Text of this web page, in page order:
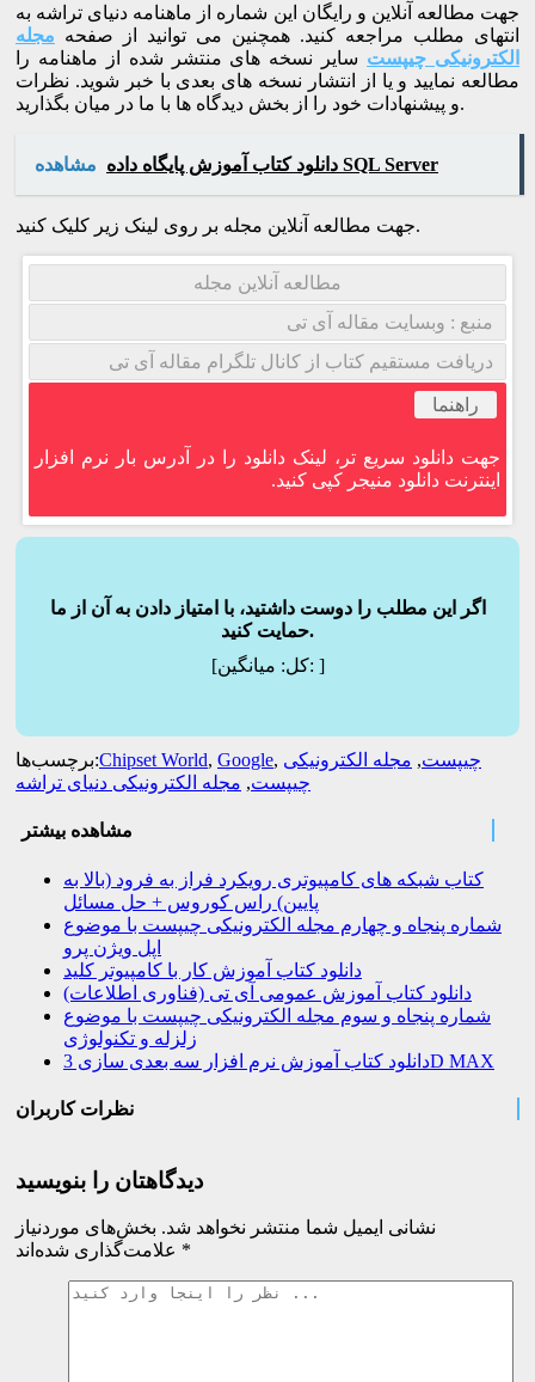
جهت مطالعه آنلاین و رایگان این شماره از ماهنامه دنیای تراشه به
انتهای مطلب مراجعه کنید. همچنین می توانید از صفحه مجله
الکترونیکی چیپست سایر نسخه های منتشر شده از ماهنامه را
مطالعه نمایید و یا از انتشار نسخه های بعدی با خبر شوید. نظرات
و پیشنهادات خود را از بخش دیدگاه ها با ما در میان بگذارید.
مشاهده دانلود کتاب آموزش پایگاه داده SQL Server
جهت مطالعه آنلاین مجله بر روی لینک زیر کلیک کنید.
مطالعه آنلاین مجله
منبع : وبسایت مقاله آی تی
دریافت مستقیم کتاب از کانال تلگرام مقاله آی تی
راهنما
جهت دانلود سریع تر، لینک دانلود را در آدرس بار نرم افزار
اینترنت دانلود منیجر کپی کنید.
اگر این مطلب را دوست داشتید، با امتیاز دادن به آن از ما
حمایت کنید.
[کل:میانگین: ]
برچسب‌ها:Chipset World, Google, چیپست, مجله الکترونیکی
چیپست, مجله الکترونیکی دنیای تراشه
مشاهده بیشتر
کتاب شبکه های کامپیوتری رویکرد فراز به فرود (بالا به
پایین) راس کوروس + حل مسائل
شماره پنجاه و چهارم مجله الکترونیکی چیپست با موضوع
اپل ویژن پرو
دانلود کتاب آموزش کار با کامپیوتر کلید
دانلود کتاب آموزش عمومی آی تی (فناوری اطلاعات)
شماره پنجاه و سوم مجله الکترونیکی چیپست با موضوع
زلزله و تکنولوژی
دانلود کتاب آموزش نرم افزار سه بعدی سازی 3D MAX
نظرات کاربران
دیدگاهتان را بنویسید
نشانی ایمیل شما منتشر نخواهد شد. بخش‌های موردنیاز
*